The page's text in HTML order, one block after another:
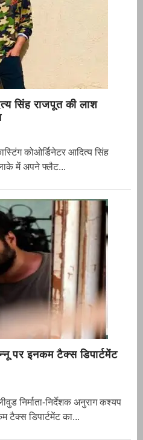
सिंह राजपूत की लाश
कोओर्डिनेटर आदित्य सिंह
में अपने फ्लैट...
पर इनकम टैक्स डिपार्टमेंट
निर्माता-निर्देशक अनुराग कश्यप
टैक्स डिपार्टमेंट का...